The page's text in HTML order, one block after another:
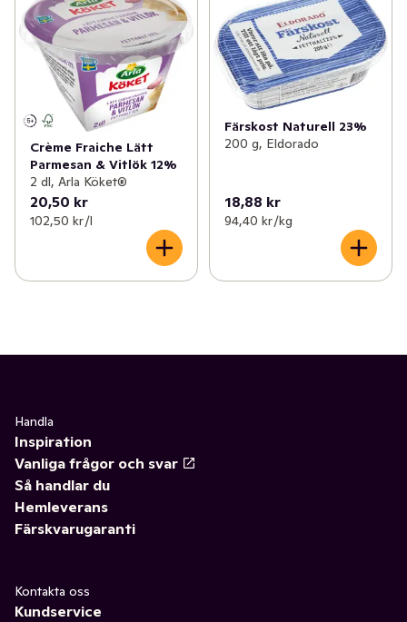
Crème Fraiche Lätt
Parmesan & Vitlök 12%
2 dl, Arla Köket®
20,50 kr
102,50 kr /l
Färskost Naturell 23%
200 g, Eldorado
18,88 kr
94,40 kr /kg
Handla
Inspiration
Vanliga frågor och svar
Så handlar du
Hemleverans
Färskvarugaranti
Kontakta oss
Kundservice